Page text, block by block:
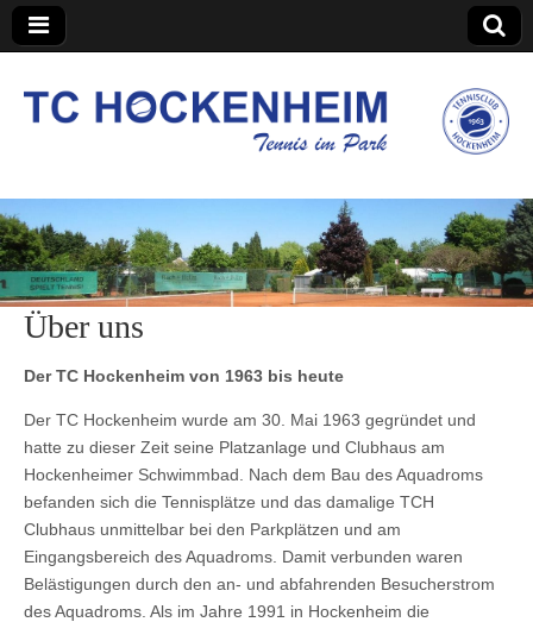
TC Hockenheim
Über uns
Der TC Hockenheim von 1963 bis heute
Der TC Hockenheim wurde am 30. Mai 1963 gegründet und
hatte zu dieser Zeit seine Platzanlage und Clubhaus am
Hockenheimer Schwimmbad. Nach dem Bau des Aquadroms
befanden sich die Tennisplätze und das damalige TCH
Clubhaus unmittelbar bei den Parkplätzen und am
Eingangsbereich des Aquadroms. Damit verbunden waren
Belästigungen durch den an- und abfahrenden Besucherstrom
des Aquadroms. Als im Jahre 1991 in Hockenheim die